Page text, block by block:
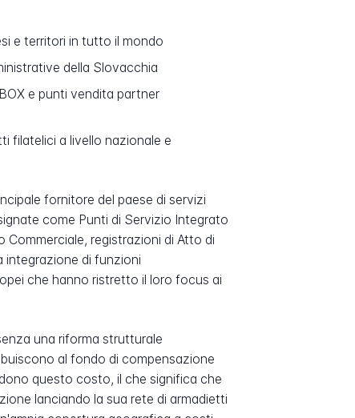
e territori in tutto il mondo
della Slovacchia
e punti vendita partner
filatelici a livello nazionale e
fornitore del paese di servizi
come Punti di Servizio Integrato
registrazioni di Atto di
integrazione di funzioni
che hanno ristretto il loro focus ai
una riforma strutturale
al fondo di compensazione
questo costo, il che significa che
lanciando la sua rete di armadietti